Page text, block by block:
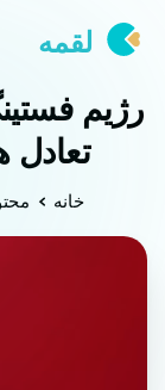
لقمه
رژیم
خانه